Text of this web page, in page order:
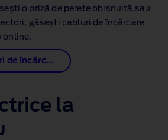
o priză de perete obișnuită sau
găsești cabluri de încărcare
online.
Cumpără cabluri de încărcare
la